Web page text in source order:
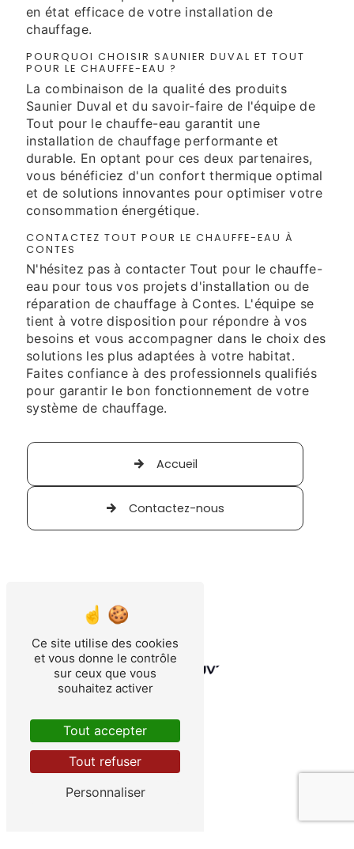
en état efficace de votre installation de
chauffage.
POURQUOI CHOISIR SAUNIER DUVAL ET TOUT
POUR LE CHAUFFE-EAU ?
La combinaison de la qualité des produits
Saunier Duval et du savoir-faire de l'équipe de
Tout pour le chauffe-eau garantit une
installation de chauffage performante et
durable. En optant pour ces deux partenaires,
vous bénéficiez d'un confort thermique optimal
et de solutions innovantes pour optimiser votre
consommation énergétique.
CONTACTEZ TOUT POUR LE CHAUFFE-EAU À
CONTES
N'hésitez pas à contacter Tout pour le chauffe-
eau pour tous vos projets d'installation ou de
réparation de chauffage à Contes. L'équipe se
tient à votre disposition pour répondre à vos
besoins et vous accompagner dans le choix des
solutions les plus adaptées à votre habitat.
Faites confiance à des professionnels qualifiés
pour garantir le bon fonctionnement de votre
système de chauffage.
Accueil
Contactez-nous
Ce site utilise des cookies
et vous donne le contrôle
sur ceux que vous
souhaitez activer
Tout accepter
Tout refuser
Personnaliser